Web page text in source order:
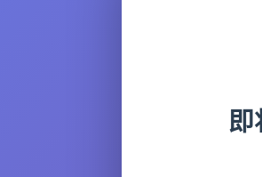
即